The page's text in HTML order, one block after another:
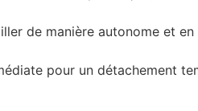
de manière autonome et
pour un détachement